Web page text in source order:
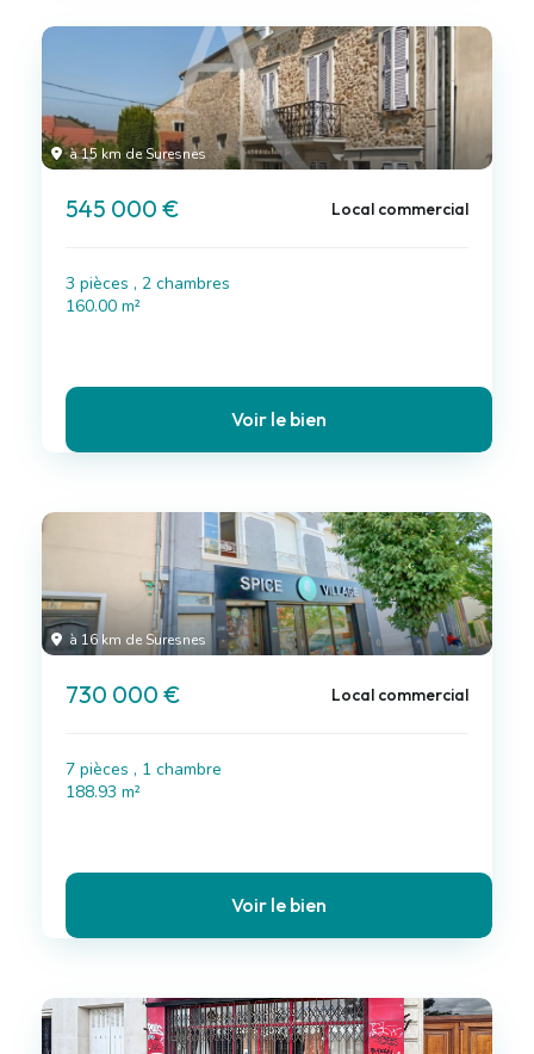
à 15 km de Suresnes
545 000 € Local commercial
3 pièces , 2 chambres
160.00 m²
Voir le bien
à 16 km de Suresnes
730 000 € Local commercial
7 pièces , 1 chambre
188.93 m²
Voir le bien